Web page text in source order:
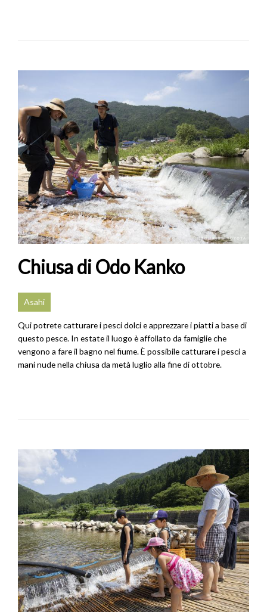
Chiusa di Odo Kanko
Asahi
Qui potrete catturare i pesci dolci e apprezzare i piatti a base di
questo pesce. In estate il luogo è affollato da famiglie che
vengono a fare il bagno nel fiume. È possibile catturare i pesci a
mani nude nella chiusa da metà luglio alla fine di ottobre.